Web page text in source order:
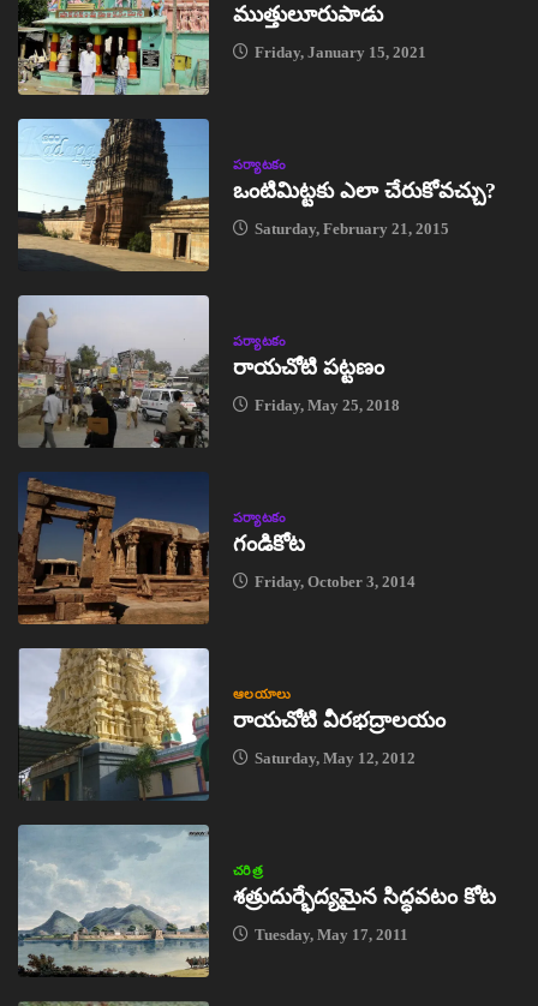
ముత్తులూరుపాడు
Friday, January 15, 2021
పర్యాటకం
ఒంటిమిట్టకు ఎలా చేరుకోవచ్చు?
Saturday, February 21, 2015
పర్యాటకం
రాయచోటి పట్టణం
Friday, May 25, 2018
పర్యాటకం
గండికోట
Friday, October 3, 2014
ఆలయాలు
రాయచోటి వీరభద్రాలయం
Saturday, May 12, 2012
చరిత్ర
శత్రుదుర్భేద్యమైన సిద్ధవటం కోట
Tuesday, May 17, 2011